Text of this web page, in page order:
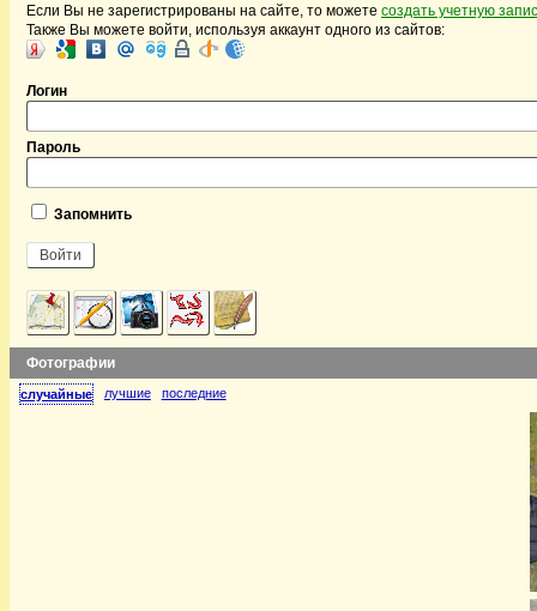
Если Вы не зарегистрированы на сайте, то можете создать учетную
Также Вы можете войти, используя аккаунт одного из сайтов:
Логин
Пароль
Запомнить
Фотографии
случайные лучшие последние